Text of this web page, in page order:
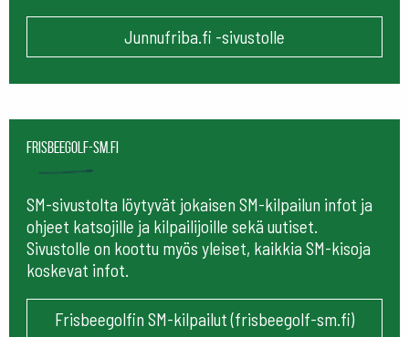
Junnufriba.fi -sivustolle
frisbeegolf-sm.fi
SM-sivustolta löytyvät jokaisen SM-kilpailun infot ja
ohjeet katsojille ja kilpailijoille sekä uutiset.
Sivustolle on koottu myös yleiset, kaikkia SM-kisoja
koskevat infot.
Frisbeegolfin SM-kilpailut (frisbeegolf-sm.fi)